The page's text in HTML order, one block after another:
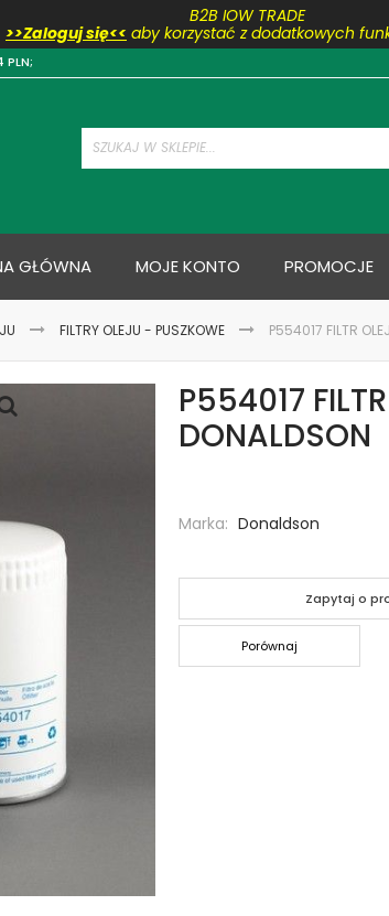
PLN;
do
B2B IOW TRADE
>>Zaloguj się<< aby korzystać z dodatkowych
GŁÓWNA MOJE KONTO PROMOCJE
FILTRY OLEJU - PUSZKOWE P554017 FILTR
P554017
DONALDSON
Marka Donaldson
Zapytaj o
Porównaj